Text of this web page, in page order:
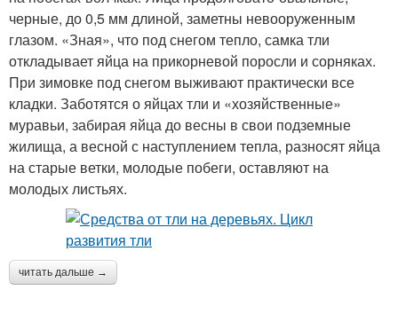
черные, до 0,5 мм длиной, заметны невооруженным
глазом. «Зная», что под снегом тепло, самка тли
откладывает яйца на прикорневой поросли и сорняках.
При зимовке под снегом выживают практически все
кладки. Заботятся о яйцах тли и «хозяйственные»
муравьи, забирая яйца до весны в свои подземные
жилища, а весной с наступлением тепла, разносят яйца
на старые ветки, молодые побеги, оставляют на
молодых листьях.
читать дальше →